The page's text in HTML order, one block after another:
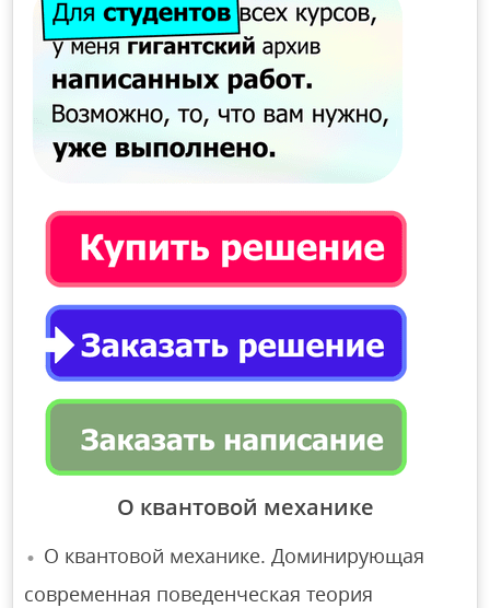
О квантовой механике
О квантовой механике. Доминирующая
современная поведенческая теория